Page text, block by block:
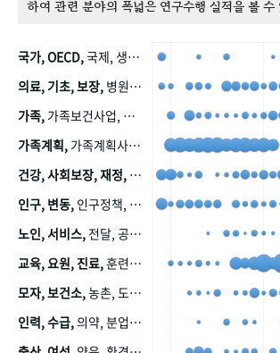
하여 관련 분야의 폭넓은 연구수행 실적을 볼 수
국가, OECD,국제, 생산, 아시아, 태평양, 태평양지역, 참가
의료, 기초, 보장, 병원, 가정, 연금, 연계, 공적, 일본, 생활, 국민기초생활보장제도, 국민연금, 기금, 저소득층, 근로, 자활, 급여, 환자, 의료비, 모니터링, 한국복지패널, 소득, 지표, 빈곤, 노후, 장애인
가족, 가족보건사업, 산업, 친화, 전국, 출산력
가족계획, 가족계획사업, 가족계획사업평가, 한국가족계획사업, 피임, 보급, 부인, 자궁, 피임약
건강, 사회보장, 재정,
인구, 변동, 인구정책, 저출산, 고령사회, 고령화, 이동, 남북한, 지방자치단체, 컨설팅, 복지정책평가, 집, 사회개발
노인, 서비스, 전달, 공공, 보육, 수요, 공급, 사회서비스, 데이터, 보호, 요양, 아동, 예방, 청소년, 효율, 자원
교육, 요원, 진료,훈련, 보건요원, 마을, 마을건강사업, 보조원, 진료원, 보건진료원, 보건진료원교재
모자, 보건소,농촌, 도시, 금연, 농촌지역, 모자보건사업
인력, 수급,의약, 분업, 식품, 의약품, 의사, 안전